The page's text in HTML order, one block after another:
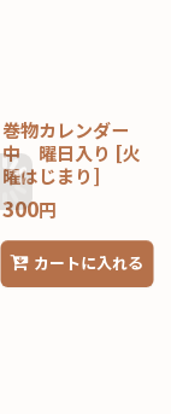
巻物カレンダー
中 曜日入り [火
曜はじまり]
300円
カートに入れる